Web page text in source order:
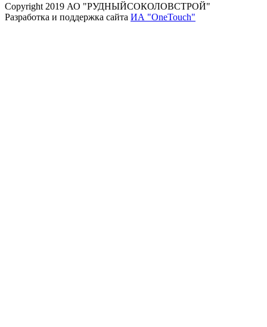
Copyright 2019 АО "РУДНЫЙСОКОЛОВСТРОЙ"
Разработка и поддержка сайта ИА "OneTouch"